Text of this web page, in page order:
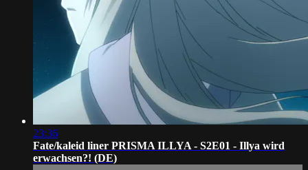
23:36
Fate/kaleid liner PRISMA ILLYA - S2E01 - Illya wird
erwachsen?! (DE)